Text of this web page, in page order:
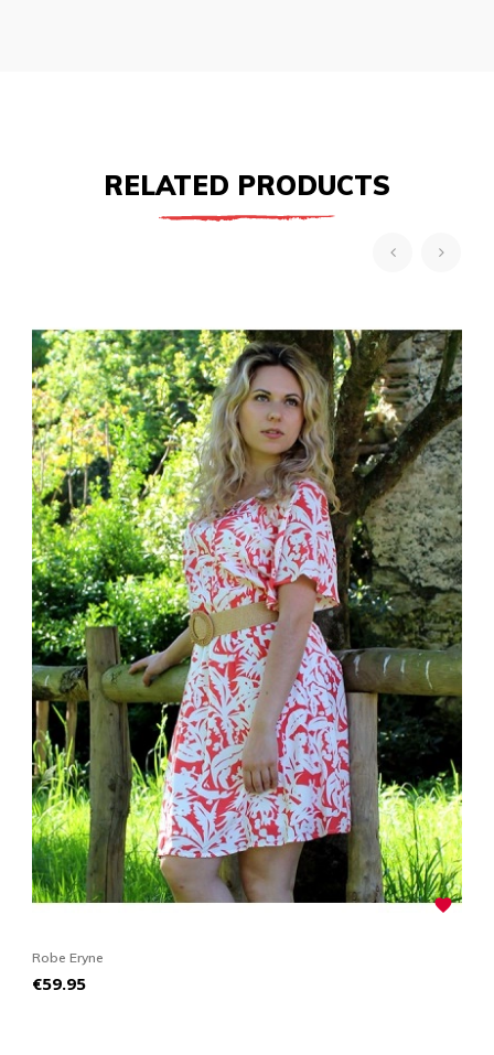
RELATED PRODUCTS

Robe Eryne
Price
€59.95